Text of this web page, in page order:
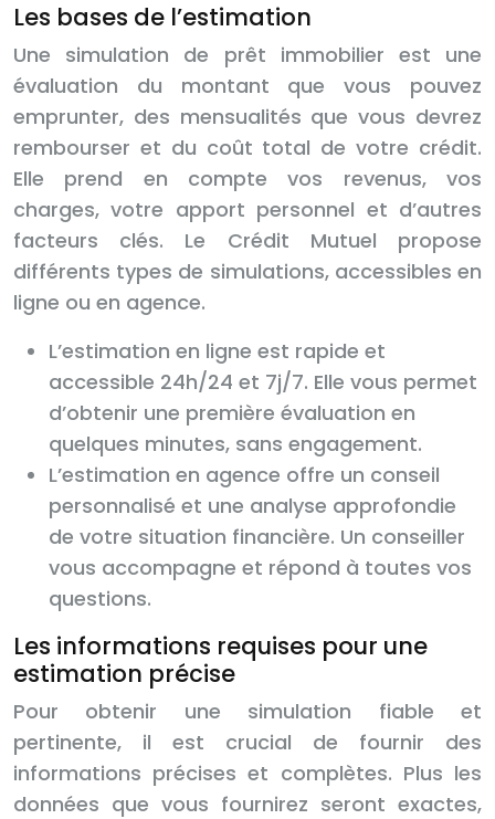
Les bases de l’estimation
Une simulation de prêt immobilier est une
évaluation du montant que vous pouvez
emprunter, des mensualités que vous devrez
rembourser et du coût total de votre crédit.
Elle prend en compte vos revenus, vos
charges, votre apport personnel et d’autres
facteurs clés. Le Crédit Mutuel propose
différents types de simulations, accessibles en
ligne ou en agence.
L’estimation en ligne est rapide et
accessible 24h/24 et 7j/7. Elle vous permet
d’obtenir une première évaluation en
quelques minutes, sans engagement.
L’estimation en agence offre un conseil
personnalisé et une analyse approfondie
de votre situation financière. Un conseiller
vous accompagne et répond à toutes vos
questions.
Les informations requises pour une
estimation précise
Pour obtenir une simulation fiable et
pertinente, il est crucial de fournir des
informations précises et complètes. Plus les
données que vous fournirez seront exactes,